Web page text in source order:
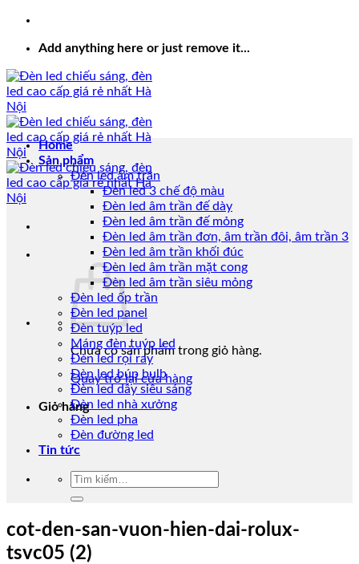
Add anything here or just remove it...
Chưa có sản phẩm trong giỏ hàng.
Quay trở lại cửa hàng
Giỏ hàng
Home
Sản phẩm
Đèn led âm trần
Đèn led 3 chế độ màu
Đèn led âm trần đế dày
Đèn led âm trần đế mỏng
Đèn led âm trần đơn, âm trần đôi, âm trần 3
Đèn led âm trần khối đúc
Đèn led âm trần mặt cong
Đèn led âm trần siêu mỏng
Đèn led ốp trần
Đèn led panel
Đèn tuýp led
Máng đèn tuýp led
Đèn led rọi ray
Đèn led búp bulb
Đèn led dây siêu sáng
Đèn led nhà xưởng
Đèn led pha
Đèn đường led
Tin tức
Tìm
cot-den-san-vuon-hien-dai-rolux-
tsvc05 (2)